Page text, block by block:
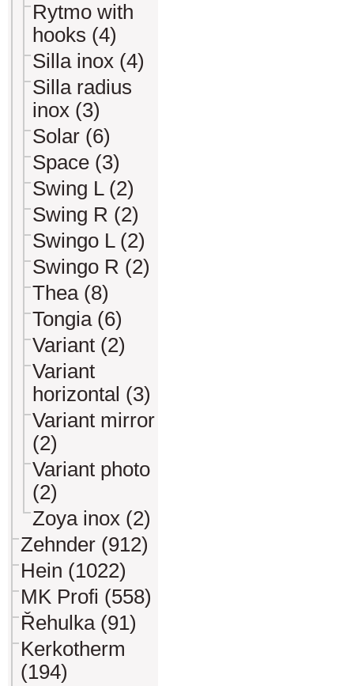
Rytmo with
hooks (4)
Silla inox (4)
Silla radius
inox (3)
Solar (6)
Space (3)
Swing L (2)
Swing R (2)
Swingo L (2)
Swingo R (2)
Thea (8)
Tongia (6)
Variant (2)
Variant
horizontal (3)
Variant mirror
(2)
Variant photo
(2)
Zoya inox (2)
Zehnder (912)
Hein (1022)
MK Profi (558)
Řehulka (91)
Kerkotherm
(194)